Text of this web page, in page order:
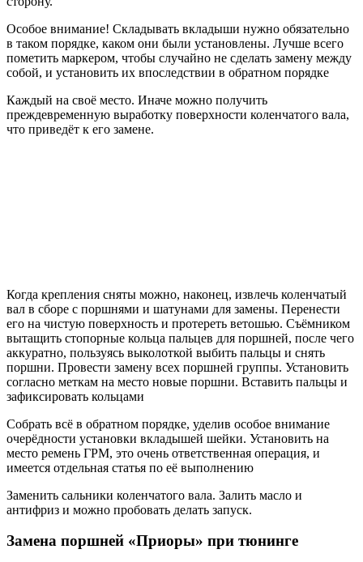
Особое внимание! Складывать вкладыши нужно обязательно
в таком порядке, каком они были установлены. Лучше всего
пометить маркером, чтобы случайно не сделать замену между
собой, и установить их впоследствии в обратном порядке
Каждый на своё место. Иначе можно получить
преждевременную выработку поверхности коленчатого вала,
что приведёт к его замене.
Когда крепления сняты можно, наконец, извлечь коленчатый
вал в сборе с поршнями и шатунами для замены. Перенести
его на чистую поверхность и протереть ветошью. Съёмником
вытащить стопорные кольца пальцев для поршней, после чего
аккуратно, пользуясь выколоткой выбить пальцы и снять
поршни. Провести замену всех поршней группы. Установить
согласно меткам на место новые поршни. Вставить пальцы и
зафиксировать кольцами
Собрать всё в обратном порядке, уделив особое внимание
очерёдности установки вкладышей шейки. Установить на
место ремень ГРМ, это очень ответственная операция, и
имеется отдельная статья по её выполнению
Заменить сальники коленчатого вала. Залить масло и
антифриз и можно пробовать делать запуск.
Замена поршней «Приоры» при тюнинге